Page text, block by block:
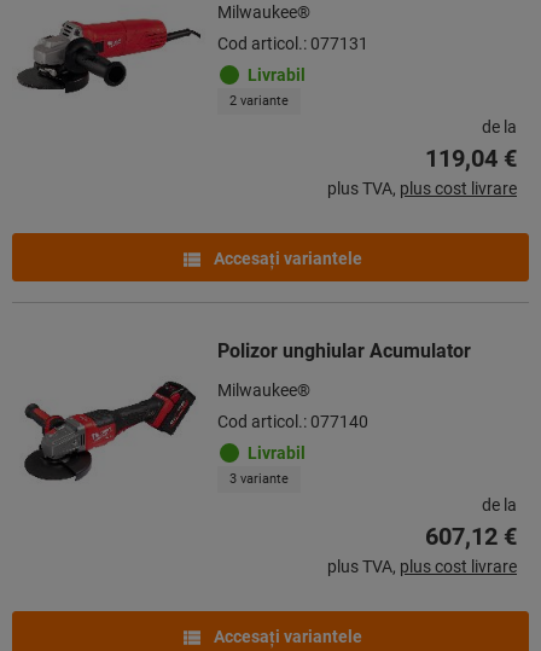
Milwaukee®
Cod articol.: 077131
Livrabil
2 variante
de la
119,04 €
plus TVA, plus cost livrare
Accesaţi variantele
Polizor unghiular Acumulator
Milwaukee®
Cod articol.: 077140
Livrabil
3 variante
de la
607,12 €
plus TVA, plus cost livrare
Accesaţi variantele